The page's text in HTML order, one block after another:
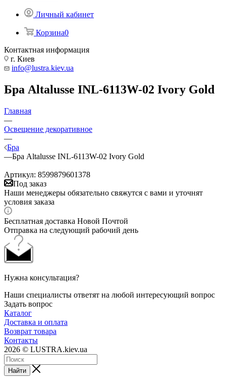
Личный кабинет
Корзина0
Контактная информация
г. Киев
info@lustra.kiev.ua
Бра Altalusse INL-6113W-02 Ivory Gold
Главная
—
Освещение декоративное
—
Бра
—Бра Altalusse INL-6113W-02 Ivory Gold
Артикул: 8599879601378
Под заказ
Наши менеджеры обязательно свяжутся с вами и уточнят
условия заказа
Бесплатная доставка Новой Почтой
Отправка на следующий рабочий день
Нужна консультация?
Наши специалисты ответят на любой интересующий вопрос
Задать вопрос
Каталог
Доставка и оплата
Возврат товара
Контакты
2026 © LUSTRA.kiev.ua
Найти